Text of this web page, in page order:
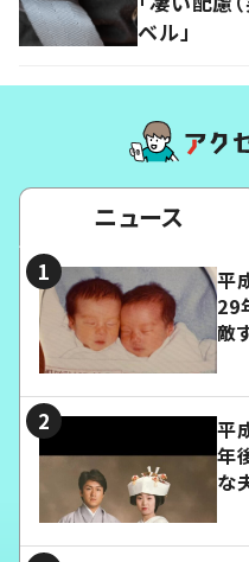
ベル」
ニュース
平
29
敵
平
年
な